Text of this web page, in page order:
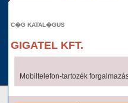
C�G KATAL�GUS
GIGATEL KFT.
Mobiltelefon-tartozék